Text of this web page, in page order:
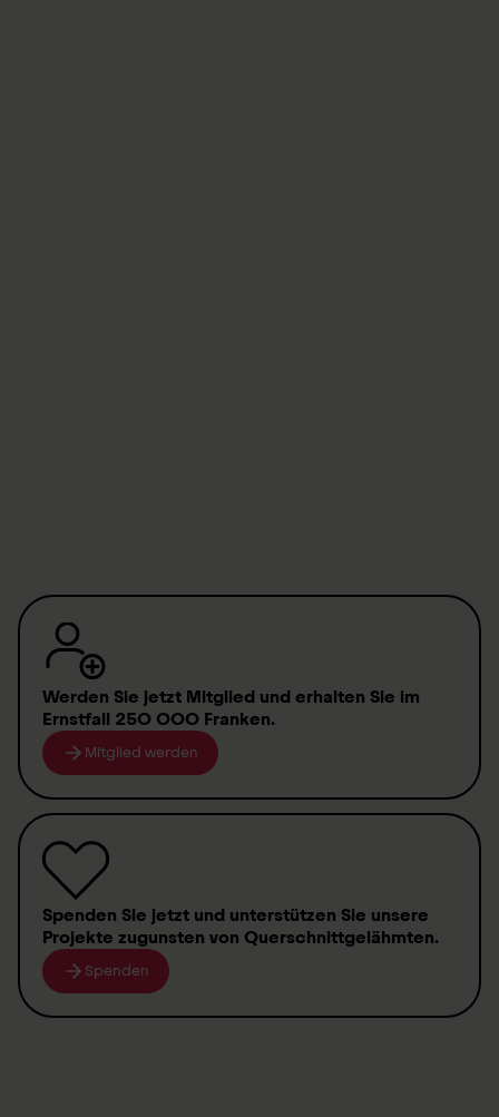
Werden Sie jetzt Mitglied und erhalten Sie im
Ernstfall 250 000 Franken.
Mitglied werden
Spenden Sie jetzt und unterstützen Sie unsere
Projekte zugunsten von Querschnittgelähmten.
Spenden